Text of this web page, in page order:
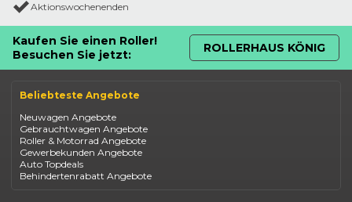
Aktionswochenenden
Kaufen Sie einen Roller!
Besuchen Sie jetzt:
ROLLERHAUS KÖNIG
Beliebteste Angebote
Neuwagen Angebote
Gebrauchtwagen Angebote
Roller & Motorrad Angebote
Gewerbekunden Angebote
Auto Topdeals
Behindertenrabatt Angebote